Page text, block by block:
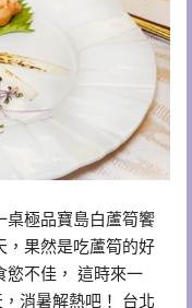
桌極品寶島白蘆筍饗
，果然是吃蘆筍的好
慾不佳， 這時來一
消暑解熱吧！ 台北